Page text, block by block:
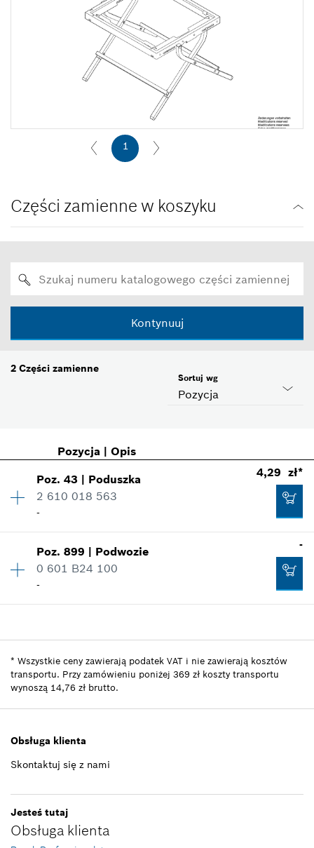
1
Części zamienne w koszyku
Kontynuuj
2 Części zamienne
Pozycja
Sortuj wg
Pozycja| Opis
Poz.43 | Poduszka
2 610 018 563
-
4,29 zł*
Grupa cenowa:10
4,29 zł*
zawierają kosztów transportu. Przy zamówieniu
zł brutto.
Poz.899 | Podwozie
0 601 B24 100
-
-
Informacje dot. części zam.
Gdzie stosowany
Wskaż na rysunku
-
* Wszystkie ceny zawierają podatek VAT i nie zawierają kosztów
transportu. Przy zamówieniu poniżej 369 zł koszty transportu
wynoszą 14,76 zł brutto.
Obsługa klienta
Skontaktuj się z nami
Jesteś tutaj
Obsługa klienta